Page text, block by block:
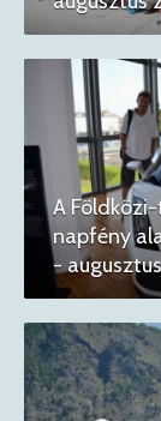
A
napfény
-